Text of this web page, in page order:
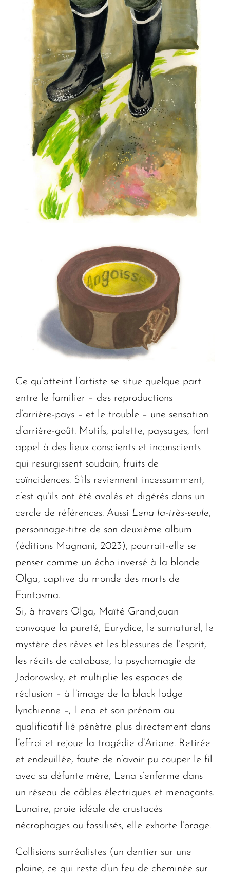
Ce qu’atteint l’artiste se situe quelque part
entre le familier – des reproductions
d’arrière-pays – et le trouble – une sensation
d’arrière-goût. Motifs, palette, paysages, font
appel à des lieux conscients et inconscients
qui resurgissent soudain, fruits de
coïncidences. S’ils reviennent incessamment,
c’est qu’ils ont été avalés et digérés dans un
cercle de références. Aussi Lena la-très-seule,
personnage-titre de son deuxième album
(éditions Magnani, 2023), pourrait-elle se
penser comme un écho inversé à la blonde
Olga, captive du monde des morts de
Fantasma.
Si, à travers Olga, Maïté Grandjouan
convoque la pureté, Eurydice, le surnaturel, le
mystère des rêves et les blessures de l’esprit,
les récits de catabase, la psychomagie de
Jodorowsky, et multiplie les espaces de
réclusion – à l’image de la black lodge
lynchienne –, Lena et son prénom au
qualificatif lié pénètre plus directement dans
l’effroi et rejoue la tragédie d’Ariane. Retirée
et endeuillée, faute de n’avoir pu couper le fil
avec sa défunte mère, Lena s’enferme dans
un réseau de câbles électriques et menaçants.
Lunaire, proie idéale de crustacés
nécrophages ou fossilisés, elle exhorte l’orage.
Collisions surréalistes (un dentier sur une
plaine, ce qui reste d’un feu de cheminée sur